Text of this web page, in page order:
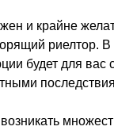
и крайне
риелтор.
будет для вас